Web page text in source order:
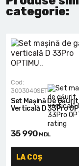
categorie:
Cod:
3003040SET
Set Mașină De Găurit
Verticală D 33Pro
35 990 MDL
LA COȘ